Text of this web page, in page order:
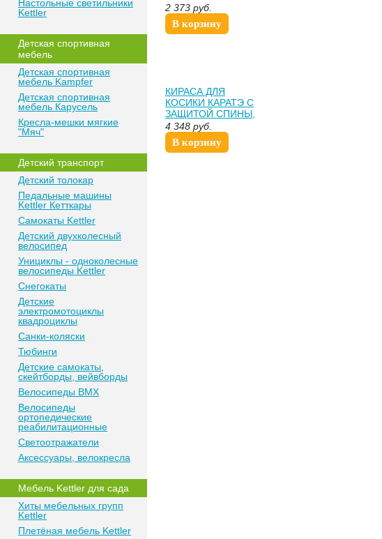
Настольные светильники
Kettler
Детская спортивная
мебель
Детская спортивная
мебель Kampfer
Детская спортивная
мебель Карусель
Кресла-мешки мягкие
"Мяч"
Детский транспорт
Детский толокар
Педальные машины
Kettler Кетткары
Самокаты Kettler
Детский двухколесный
велосипед
Унициклы - одноколесные
велосипеды Kettler
Снегокаты
Детские
электромотоциклы
квадроциклы
Санки-коляски
Тюбинги
Детские самокаты,
скейтборды, вейвборды
Велосипеды BMX
Велосипеды
ортопедические
реабилитационные
Светоотражатели
Аксессуары, велокресла
Мебель Kettler для сада
Хиты мебельных групп
Kettler
Плетёная мебель Kettler
2 373 руб.
В корзину
КИРАСА ДЛЯ
КОСИКИ КАРАТЭ С
ЗАЩИТОЙ СПИНЫ,
НА "ЛИПУЧКЕ"
Ж31ИХ
4 348 руб.
В корзину